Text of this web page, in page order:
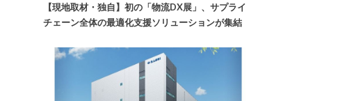
【現地取材・独自】初の「物流DX展」、サプライ
チェーン全体の最適化支援ソリューションが集結